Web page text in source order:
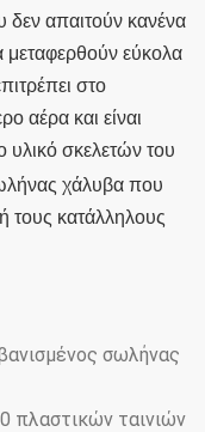
δεν απαιτούν κανένα
μεταφερθούν εύκολα
στο
αέρα και είναι
υλικό σκελετών του
χάλυβα που
τους κατάλληλους
σωλήνας
πλαστικών ταινιών